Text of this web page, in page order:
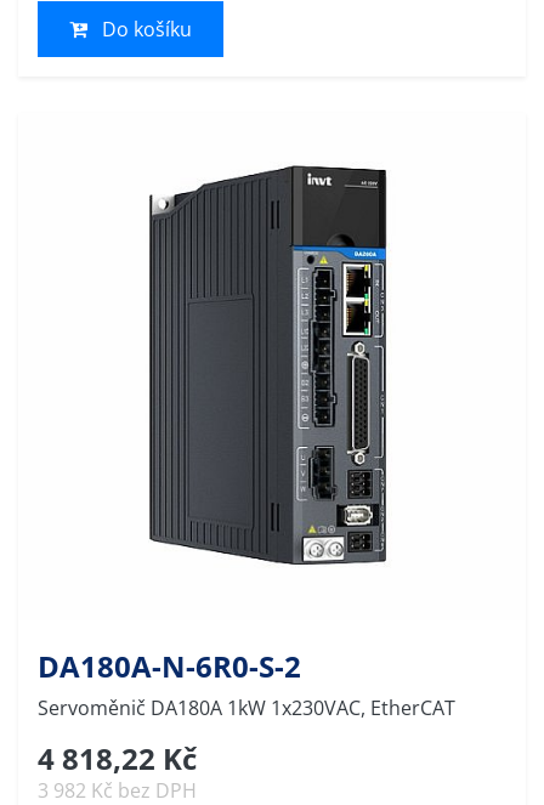
Do košíku
DA180A-N-6R0-S-2
Servoměnič DA180A 1kW 1x230VAC, EtherCAT
4 818,22 Kč
3 982 Kč bez DPH